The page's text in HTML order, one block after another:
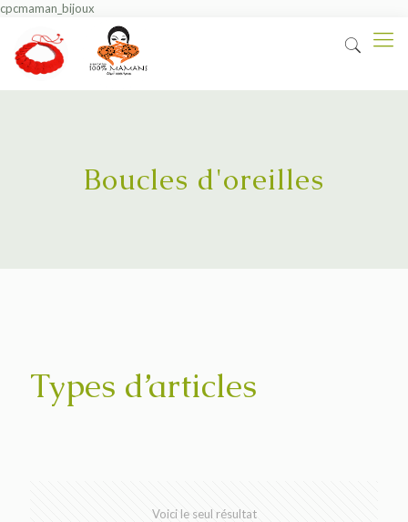
cpcmaman_bijoux
Boucles d'oreilles
Types d’articles
Voici le seul résultat